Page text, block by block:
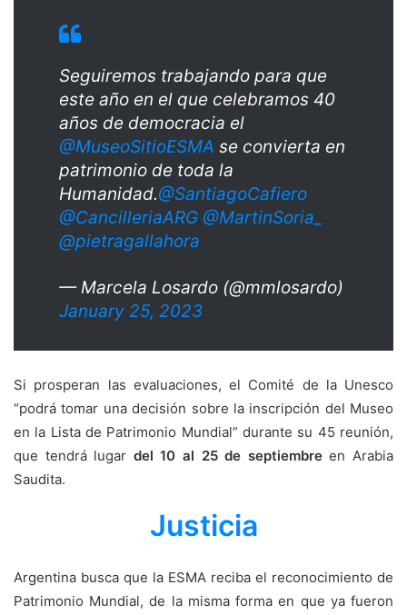
Seguiremos trabajando para que
este año en el que celebramos 40
años de democracia el
@MuseoSitioESMA se convierta en
patrimonio de toda la
Humanidad.@SantiagoCafiero
@CancilleriaARG @MartinSoria_
@pietragallahora
— Marcela Losardo (@mmlosardo)
January 25, 2023
Si prosperan las evaluaciones, el Comité de la Unesco
“podrá tomar una decisión sobre la inscripción del Museo
en la Lista de Patrimonio Mundial” durante su 45 reunión,
que tendrá lugar del 10 al 25 de septiembreen Arabia
Saudita.
Justicia
Argentina busca que la ESMA reciba el reconocimiento de
Patrimonio Mundial, de la misma forma en que ya fueron